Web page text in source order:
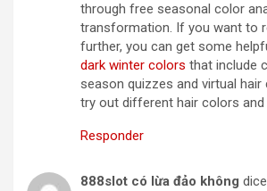
through free seasonal color
transformation. If you want to
further, you can get some
dark winter colors that include
season quizzes and virtual
try out different hair colors and
Responder
888slot có lừa đảo không